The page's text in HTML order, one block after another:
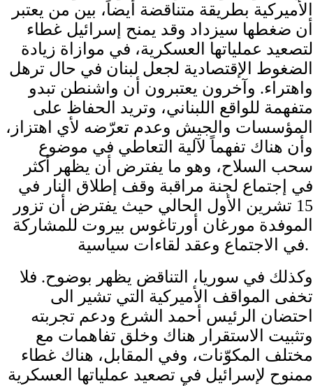
الأميركية بطريقة متناقضة أيضاً، بين من يعتبر
أن ضغطها سيزداد وقد يمنح إسرائيل غطاء
لتصعيد عملياتها العسكرية، في موازاة زيادة
الضغوط الإقتصادية لجعل لبنان في حال ترهل
واهتراء. وآخرون يعتبرون أن واشنطن تبدو
متفهمة للواقع اللبناني، وتريد الحفاظ على
المؤسسات والجيش وعدم تعرّضه لأي اهتزاز،
وأن هناك تفهماً لآلية التعاطي في موضوع
سحب السلاح، وهو ما يفترض أن يظهر أكثر
في إجتماع لجنة مراقبة وقف إطلاق النار في
15 تشرين الأول الحالي حيث يفترض أن تزور
الموفدة مورغان أورتاغوس بيروت للمشاركة
في الاجتماع وعقد لقاءات سياسية.
وكذلك في سوريا، التناقض يظهر بوضوح. فلا
تخفى المواقف الأميركية التي تشير الى
احتضان الرئيس أحمد الشرع ودعم تجربته
وتثبيت الاستقرار هناك وخلق تفاهمات مع
مختلف المكوّنات، وفي المقابل، هناك غطاء
ممنوح لإسرائيل في تصعيد عملياتها العسكرية